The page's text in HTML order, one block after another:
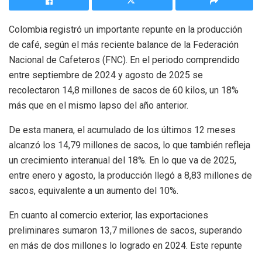
Colombia registró un importante repunte en la producción
de café, según el más reciente balance de la Federación
Nacional de Cafeteros (FNC). En el periodo comprendido
entre septiembre de 2024 y agosto de 2025 se
recolectaron 14,8 millones de sacos de 60 kilos, un 18%
más que en el mismo lapso del año anterior.
De esta manera, el acumulado de los últimos 12 meses
alcanzó los 14,79 millones de sacos, lo que también refleja
un crecimiento interanual del 18%. En lo que va de 2025,
entre enero y agosto, la producción llegó a 8,83 millones de
sacos, equivalente a un aumento del 10%.
En cuanto al comercio exterior, las exportaciones
preliminares sumaron 13,7 millones de sacos, superando
en más de dos millones lo logrado en 2024. Este repunte